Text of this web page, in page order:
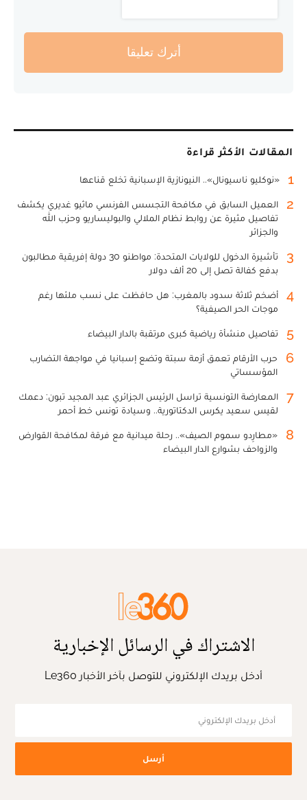
أترك تعليقا
المقالات الأكثر قراءة
1 «نوكليو ناسيونال».. النيونازية الإسبانية تخلع قناعها
2
العميل السابق في مكافحة التجسس الفرنسي ماثيو غديري يكشف
تفاصيل مثيرة عن روابط نظام الملالي والبوليساريو وحزب الله
والجزائر
3
تأشيرة الدخول للولايات المتحدة: مواطنو 30 دولة إفريقية مطالبون
بدفع كفالة تصل إلى 20 ألف دولار
4
أضخم ثلاثة سدود بالمغرب: هل حافظت على نسب ملئها رغم
موجات الحر الصيفية؟
5 تفاصيل منشأة رياضية كبرى مرتقبة بالدار البيضاء
6
حرب الأرقام تعمق أزمة سبتة وتضع إسبانيا في مواجهة التضارب
المؤسساتي
7
المعارضة التونسية تراسل الرئيس الجزائري عبد المجيد تبون: دعمك
لقيس سعيد يكرس الدكتاتورية.. وسيادة تونس خط أحمر
8
«مطارِدو سموم الصيف».. رحلة ميدانية مع فرقة لمكافحة القوارض
والزواحف بشوارع الدار البيضاء
الاشتراك في الرسائل الإخبارية
أدخل بريدك الإلكتروني للتوصل بآخر الأخبار Le360
أرسل